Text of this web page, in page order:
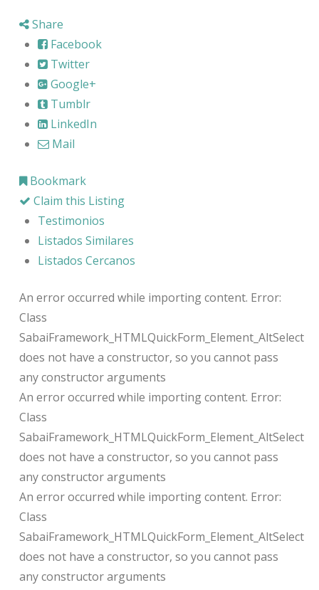
Share
Facebook
Twitter
Google+
Tumblr
LinkedIn
Mail
Bookmark
Claim this Listing
Testimonios
Listados Similares
Listados Cercanos
An error occurred while importing content. Error:
Class
SabaiFramework_HTMLQuickForm_Element_AltSelect
does not have a constructor, so you cannot pass
any constructor arguments
An error occurred while importing content. Error:
Class
SabaiFramework_HTMLQuickForm_Element_AltSelect
does not have a constructor, so you cannot pass
any constructor arguments
An error occurred while importing content. Error:
Class
SabaiFramework_HTMLQuickForm_Element_AltSelect
does not have a constructor, so you cannot pass
any constructor arguments